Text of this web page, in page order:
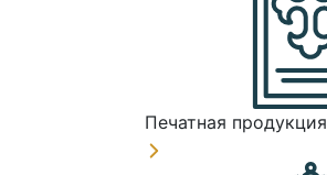
Печатная продукция